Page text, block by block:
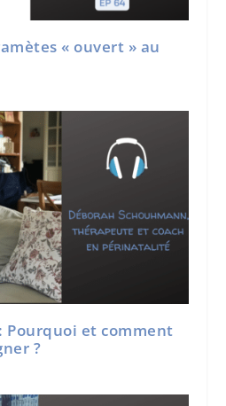
« ouvert » au
Pourquoi et comment
?